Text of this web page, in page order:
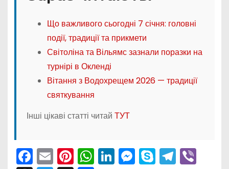
Що важливого сьогодні 7 січня: головні
події, традиції та прикмети
Світоліна та Вільямс зазнали поразки на
турнірі в Окленді
Вітання з Водохрещем 2026 — традиції
святкування
Інші цікаві статті читай ТУТ
F E Pi W Li M S T Vi